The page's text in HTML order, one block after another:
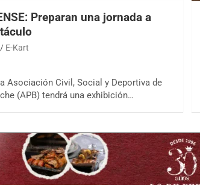
Preparan una jornada a
E-Kart
Asociación Civil, Social y Deportiva de
(APB) tendrá una exhibición…